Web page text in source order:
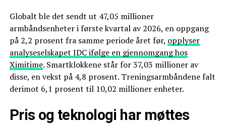
Globalt ble det sendt ut 47,05 millioner
armbåndsenheter i første kvartal av 2026, en oppgang
på 2,2 prosent fra samme periode året før, opplyser
analyseselskapet IDC ifølge en gjennomgang hos
Ximitime. Smartklokkene står for 37,03 millioner av
disse, en vekst på 4,8 prosent. Treningsarmbåndene falt
derimot 6,1 prosent til 10,02 millioner enheter.
Pris og teknologi har møttes